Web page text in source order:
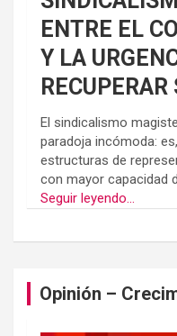
ENTRE EL
Y LA
El sindicalismo
paradoja incómoda:
estructuras de
con mayor capacidad
Seguir leyendo...
Opinión –